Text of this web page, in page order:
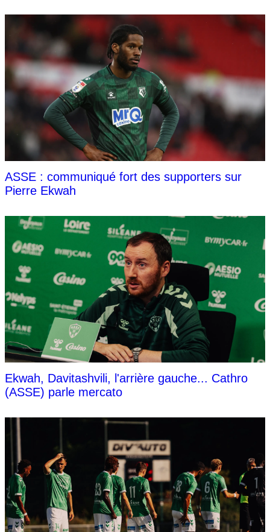
ASSE : communiqué fort des supporters sur
Pierre Ekwah
Ekwah, Davitashvili, l'arrière gauche... Cathro
(ASSE) parle mercato